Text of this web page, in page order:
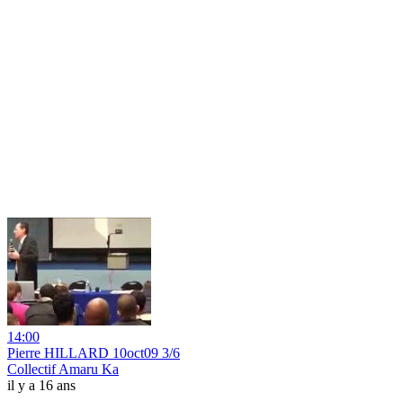
14:00
Pierre HILLARD 10oct09 3/6
Collectif Amaru Ka
il y a 16 ans